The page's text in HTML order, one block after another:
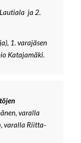
ja 2.
1. varajäsen
Katajamäki.
varalla
varalla Riitta-